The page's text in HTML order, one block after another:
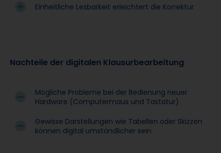
Einheitliche Lesbarkeit erleichtert die Korrektur
Nachteile der digitalen Klausurbearbeitung
Mögliche Probleme bei der Bedienung neuer
Hardware (Computermaus und Tastatur)
Gewisse Darstellungen wie Tabellen oder Skizzen
können digital umständlicher sein